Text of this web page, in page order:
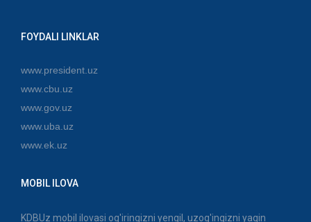
FOYDALI LINKLAR
www.president.uz
www.cbu.uz
www.gov.uz
www.uba.uz
www.ek.uz
MOBIL ILOVA
KDBUz mobil ilovasi og'iringizni yengil, uzog'ingizni yaqin